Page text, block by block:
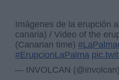
Imágenes de la erupción
canaria) / Video of the
(Canarian time)
#ErupcionLaPalma
— INVOLCAN (@involcan)